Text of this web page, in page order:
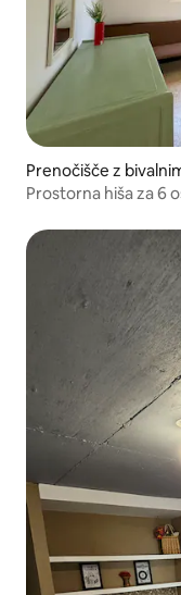
Prenočišče z
mosa
Prostorna hiša za 6